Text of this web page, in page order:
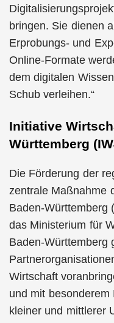
bringen. Sie dienen
Erprobungs- und
Online-Formate
dem digitalen
Schub verleihen.“
Initiative
Württemberg
Die Förderung der
zentrale Maßnahme
Baden-Württemberg
das Ministerium für
Baden-Württemberg
Wirtschaft
und mit
kleiner und mittlerer